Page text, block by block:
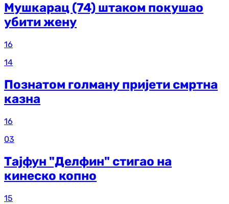
Мушкарац (74) штаком покушао
убити жену
16
14
Познатом голману пријети смртна
казна
16
03
Тајфун "Делфин" стигао на
кинеско копно
15